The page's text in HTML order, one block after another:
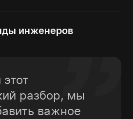
инженеров
разбор, мы
важное